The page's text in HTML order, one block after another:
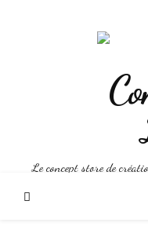
Le concept store de